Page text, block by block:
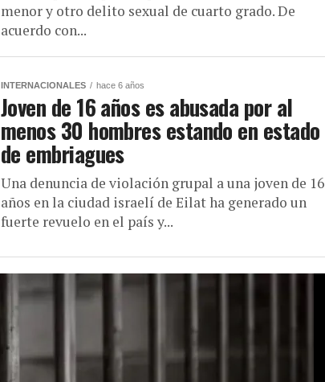
menor y otro delito sexual de cuarto grado. De
acuerdo con...
INTERNACIONALES hace 6 años
Joven de 16 años es abusada por al
menos 30 hombres estando en estado
de embriagues
Una denuncia de violación grupal a una joven de 16
años en la ciudad israelí de Eilat ha generado un
fuerte revuelo en el país y...